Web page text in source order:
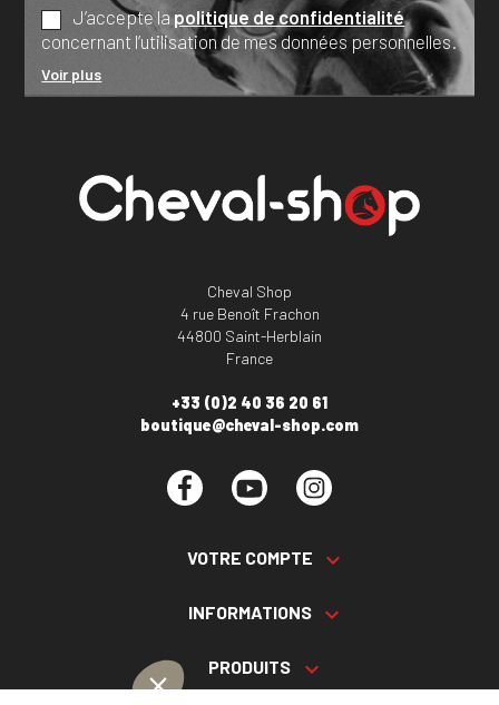
J’accepte lapolitique de confidentialité
concernant l’utilisation de mes données personnelles.
Voir plus
Cheval Shop
4 rue Benoît Frachon
44800 Saint-Herblain
France
+33 (0)2 40 36 20 61
boutique@cheval-shop.com
Facebook YouTube
VOTRE COMPTE 
INFORMATIONS 
PRODUITS 